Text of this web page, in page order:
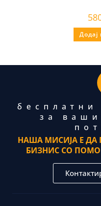
бесплатни
за
НАША МИСИЈА Е
БИЗНИС СО